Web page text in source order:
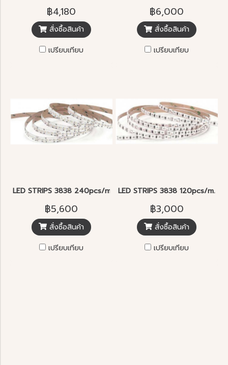
฿4,180
สั่งซื้อสินค้า
เปรียบเทียบ
฿6,000
สั่งซื้อสินค้า
เปรียบเทียบ
LED STRIPS 3838 240pcs/m. RGB
฿5,600
สั่งซื้อสินค้า
เปรียบเทียบ
LED STRIPS 3838 120pcs/m.
฿3,000
สั่งซื้อสินค้า
เปรียบเทียบ